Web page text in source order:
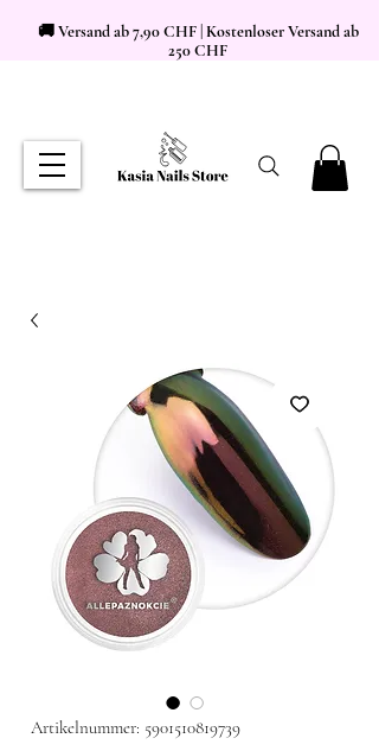
🚚 Versand ab 7,90 CHF | Kostenloser Versand ab
250 CHF
Artikelnummer: 5901510819739